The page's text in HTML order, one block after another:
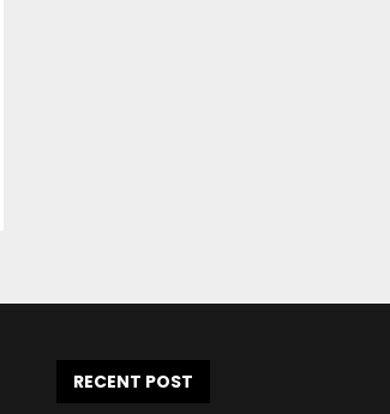
RECENT POST